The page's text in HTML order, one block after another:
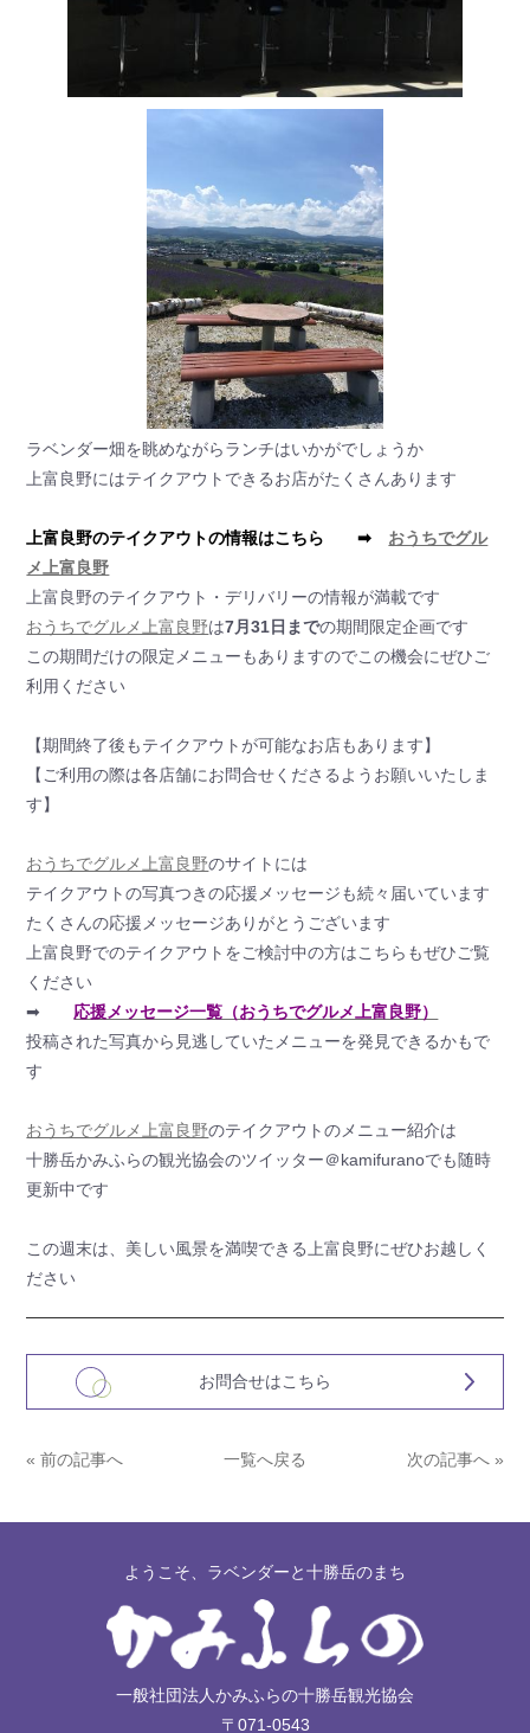
ラベンダー畑を眺めながらランチはいかがでしょうか
上富良野にはテイクアウトできるお店がたくさんあります
上富良野のテイクアウトの情報はこちら ➡ おうちでグル
メ上富良野
上富良野のテイクアウト・デリバリーの情報が満載です
おうちでグルメ上富良野は7月31日までの期間限定企画です
この期間だけの限定メニューもありますのでこの機会にぜひご
利用ください
【期間終了後もテイクアウトが可能なお店もあります】
【ご利用の際は各店舗にお問合せくださるようお願いいたしま
す】
おうちでグルメ上富良野のサイトには
テイクアウトの写真つきの応援メッセージも続々届いています
たくさんの応援メッセージありがとうございます
上富良野でのテイクアウトをご検討中の方はこちらもぜひご覧
ください
➡ 応援メッセージ一覧（おうちでグルメ上富良野）
投稿された写真から見逃していたメニューを発見できるかもで
す
おうちでグルメ上富良野のテイクアウトのメニュー紹介は
十勝岳かみふらの観光協会のツイッター＠kamifuranoでも随時
更新中です
この週末は、美しい風景を満喫できる上富良野にぜひお越しく
ださい
お問合せはこちら
« 前の記事へ 一覧へ戻る 次の記事へ »
ようこそ、ラベンダーと十勝岳のまち
一般社団法人かみふらの十勝岳観光協会
〒071-0543